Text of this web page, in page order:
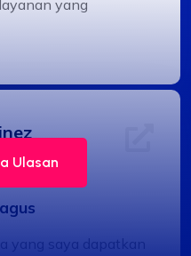
yang
yang saya dapatkan
Ulasan